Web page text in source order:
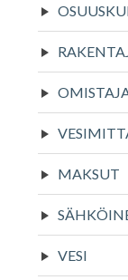
MAKSUT
VESI